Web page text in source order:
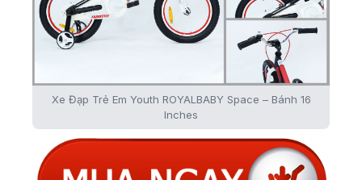
Xe Đạp Trẻ Em Youth ROYALBABY Space – Bánh 16
Inches